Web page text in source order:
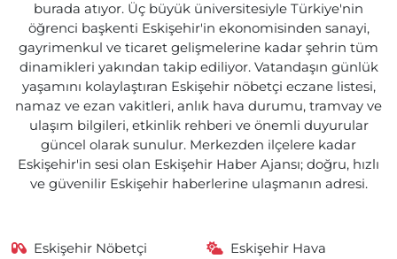
burada atıyor. Üç büyük üniversitesiyle Türkiye'nin
öğrenci başkenti Eskişehir'in ekonomisinden sanayi,
gayrimenkul ve ticaret gelişmelerine kadar şehrin tüm
dinamikleri yakından takip ediliyor. Vatandaşın günlük
yaşamını kolaylaştıran Eskişehir nöbetçi eczane listesi,
namaz ve ezan vakitleri, anlık hava durumu, tramvay ve
ulaşım bilgileri, etkinlik rehberi ve önemli duyurular
güncel olarak sunulur. Merkezden ilçelere kadar
Eskişehir'in sesi olan Eskişehir Haber Ajansı; doğru, hızlı
ve güvenilir Eskişehir haberlerine ulaşmanın adresi.
Eskişehir Nöbetçi
Eskişehir Hava